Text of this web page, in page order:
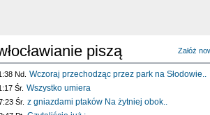
piszą Załóż
Nd. Wczoraj przechodząc przez park na Słodowie..
Śr. Wszystko umiera
Śr. z gniazdami ptaków Na żytniej obok..